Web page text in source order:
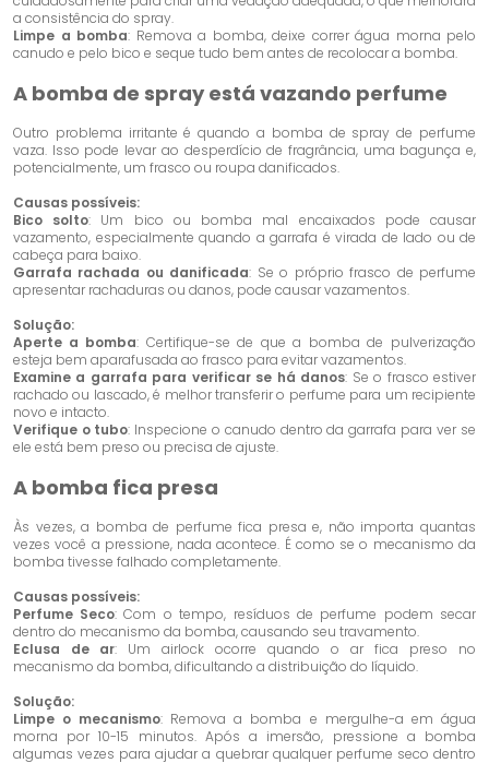
a consistência do spray.
Limpe a bomba: Remova a bomba, deixe correr água morna pelo
canudo e pelo bico e seque tudo bem antes de recolocar a bomba.
A bomba de spray está vazando perfume
Outro problema irritante é quando a bomba de spray de perfume
vaza. Isso pode levar ao desperdício de fragrância, uma bagunça e,
potencialmente, um frasco ou roupa danificados.
Causas possíveis:
Bico solto: Um bico ou bomba mal encaixados pode causar
vazamento, especialmente quando a garrafa é virada de lado ou de
cabeça para baixo.
Garrafa rachada ou danificada: Se o próprio frasco de perfume
apresentar rachaduras ou danos, pode causar vazamentos.
Solução:
Aperte a bomba: Certifique-se de que a bomba de pulverização
esteja bem aparafusada ao frasco para evitar vazamentos.
Examine a garrafa para verificar se há danos: Se o frasco estiver
rachado ou lascado, é melhor transferir o perfume para um recipiente
novo e intacto.
Verifique o tubo: Inspecione o canudo dentro da garrafa para ver se
ele está bem preso ou precisa de ajuste.
A bomba fica presa
Às vezes, a bomba de perfume fica presa e, não importa quantas
vezes você a pressione, nada acontece. É como se o mecanismo da
bomba tivesse falhado completamente.
Causas possíveis:
Perfume Seco: Com o tempo, resíduos de perfume podem secar
dentro do mecanismo da bomba, causando seu travamento.
Eclusa de ar: Um airlock ocorre quando o ar fica preso no
mecanismo da bomba, dificultando a distribuição do líquido.
Solução:
Limpe o mecanismo: Remova a bomba e mergulhe-a em água
morna por 10-15 minutos. Após a imersão, pressione a bomba
algumas vezes para ajudar a quebrar qualquer perfume seco dentro